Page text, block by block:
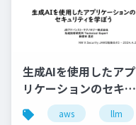
生成AIを使用したアプ
リケーションのセキュ
リティを学ぼう
aws llm